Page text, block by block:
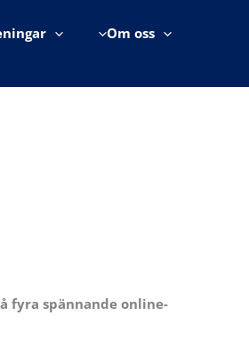
Om oss
fyra spännande online-